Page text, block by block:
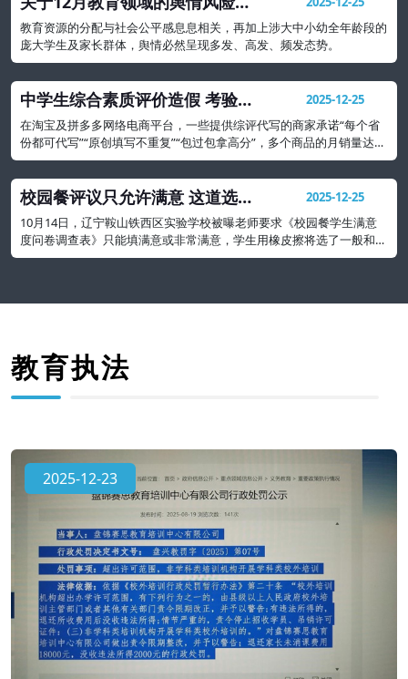
判及处置建议
教育资源的分配与社会公平感息息相关，再加上涉大中小幼全年龄段的
庞大学生及家长群体，舆情必然呈现多发、高发、频发态势。
中学生综合素质评价造假 考验社
会诚信与契约精神
2025-12-25
在淘宝及拼多多网络电商平台，一些提供综评代写的商家承诺“每个省
份都可代写”“原创填写不重复”“包过包拿高分”，多个商品的月销量达
500多份，形成一种产业
校园餐评议只允许满意 这道选择
题吃相太难看
2025-12-25
10月14日，辽宁鞍山铁西区实验学校被曝老师要求《校园餐学生满意
度问卷调查表》只能填满意或非常满意，学生用橡皮擦将选了一般和不
满意的都擦掉。
教育执法
2025-12-23